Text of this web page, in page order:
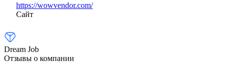
https://wowvendor.com/
Сайт
Dream Job
Отзывы о компании